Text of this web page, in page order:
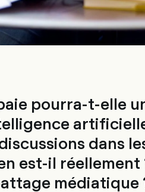
pourra-t-elle
dans
est-il
médiatique